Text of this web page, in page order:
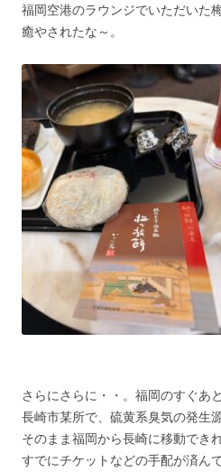
福岡空港のラウンジでいただいた梅
癒やされたな～。
さらにさらに・・。福岡のすぐあ
長崎市某所で、硫黄系臭気の発生
そのまま福岡から長崎に移動でき
すでにチケットなどの手配が済ん